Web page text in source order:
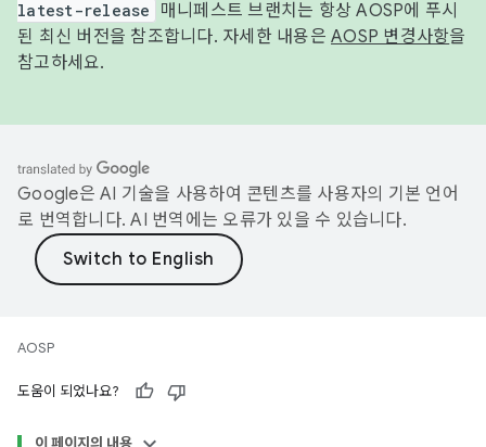
latest-release
매니페스트 브랜치는 항상 AOSP에 푸시
된 최신 버전을 참조합니다. 자세한 내용은 AOSP 변경사항을
참고하세요.
Google은 AI 기술을 사용하여 콘텐츠를 사용자의 기본 언어
로 번역합니다. AI 번역에는 오류가 있을 수 있습니다.
AOSP
도움이 되었나요?
이 페이지의 내용